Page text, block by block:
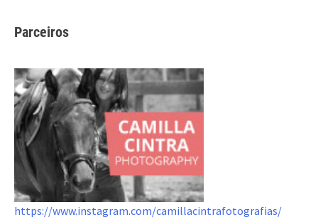
Parceiros
https://www.instagram.com/camillacintrafotografias/